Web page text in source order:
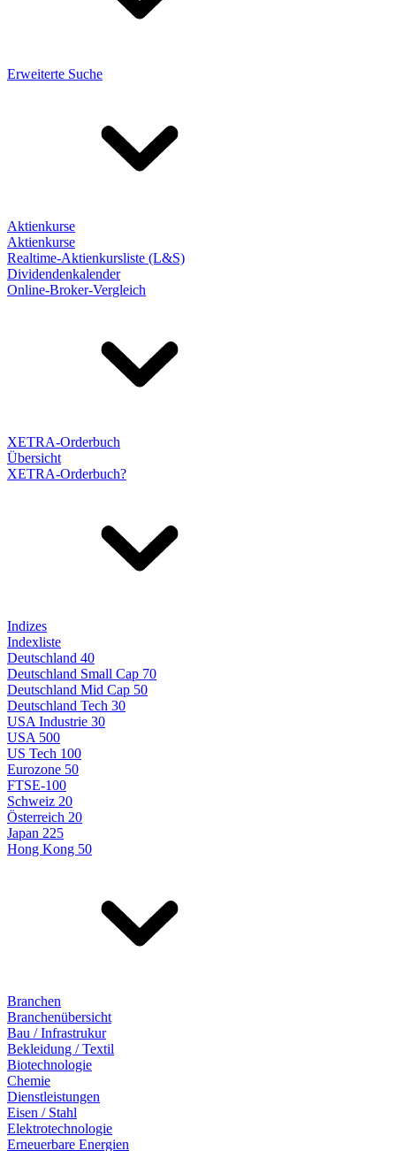
Erweiterte Suche
Aktienkurse
Aktienkurse
Realtime-Aktienkursliste (L&S)
Dividendenkalender
Online-Broker-Vergleich
XETRA-Orderbuch
Übersicht
XETRA-Orderbuch?
Indizes
Indexliste
Deutschland 40
Deutschland Small Cap 70
Deutschland Mid Cap 50
Deutschland Tech 30
USA Industrie 30
USA 500
US Tech 100
Eurozone 50
FTSE-100
Schweiz 20
Österreich 20
Japan 225
Hong Kong 50
Branchen
Branchenübersicht
Bau / Infrastrukur
Bekleidung / Textil
Biotechnologie
Chemie
Dienstleistungen
Eisen / Stahl
Elektrotechnologie
Erneuerbare Energien